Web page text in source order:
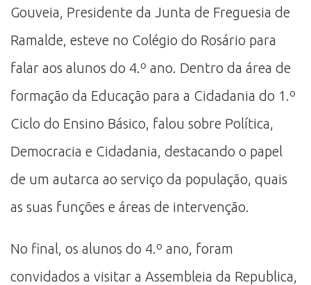
Gouveia, Presidente da Junta de Freguesia de
Ramalde, esteve no Colégio do Rosário para
falar aos alunos do 4.º ano. Dentro da área de
formação da Educação para a Cidadania do 1.º
Ciclo do Ensino Básico, falou sobre Política,
Democracia e Cidadania, destacando o papel
de um autarca ao serviço da população, quais
as suas funções e áreas de intervenção.
No final, os alunos do 4.º ano, foram
convidados a visitar a Assembleia da Republica,